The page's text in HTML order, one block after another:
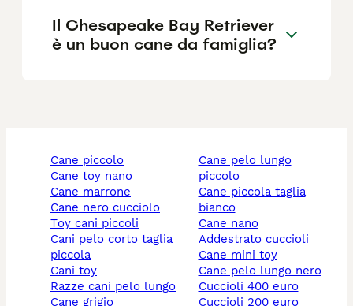
Il Chesapeake Bay Retriever
è un buon cane da famiglia?
cane piccolo
cane toy nano
cane marrone
cane nero cucciolo
toy cani piccoli
cani pelo corto taglia
piccola
cani toy
razze cani pelo lungo
cane grigio
cane pelo lungo
piccolo
cane piccola taglia
bianco
cane nano
addestrato cuccioli
cane mini toy
cane pelo lungo nero
cuccioli 400 euro
cuccioli 200 euro